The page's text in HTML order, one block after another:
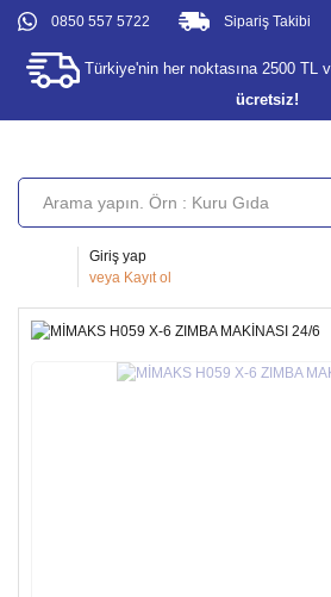
0850 557 5722
Türkiye'nin her noktasına 2500 TL
ücretsiz!
Sipariş Takibi
Giriş yap
veya Kayıt ol